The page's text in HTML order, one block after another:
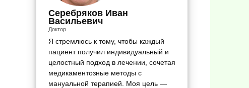
Серебряков Иван
Васильевич
Доктор
Я стремлюсь к тому, чтобы каждый
пациент получил индивидуальный и
целостный подход в лечении, сочетая
медикаментозные методы с
мануальной терапией. Моя цель —